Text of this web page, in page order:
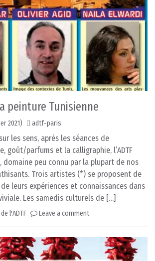
peinture Tunisienne
2021) adtf-paris
les sens, après les séances de
goût/parfums et la calligraphie, l’ADTF
domaine peu connu par la plupart de nos
Trois artistes (*) se proposent de
leurs expériences et connaissances dans
Les samedis culturels de […]
l'ADTF Leave a comment